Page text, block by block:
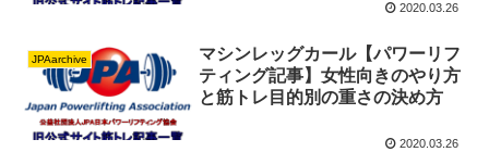
2020.03.26
JPAarchive
マシンレッグカール【パワーリフ
ティング記事】女性向きのやり方
と筋トレ目的別の重さの決め方
2020.03.26